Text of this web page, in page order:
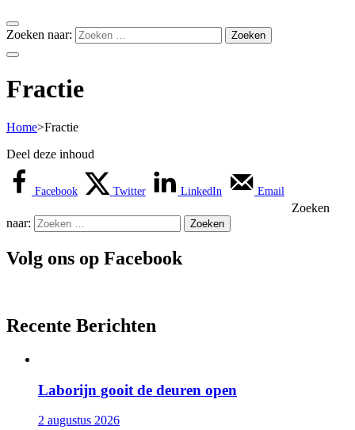
Zoeken naar:
Fractie
Home>Fractie
Deel deze inhoud
Facebook Twitter LinkedIn Email
Zoeken
naar:
Volg ons op Facebook
Recente Berichten
Laborijn gooit de deuren open
2 augustus 2026